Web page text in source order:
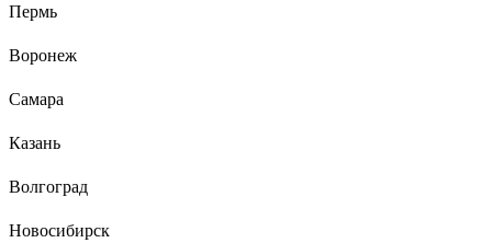
Дмитрий
теперь как новый)
Пермь
Воронеж
Самара
Казань
Волгоград
Новосибирск